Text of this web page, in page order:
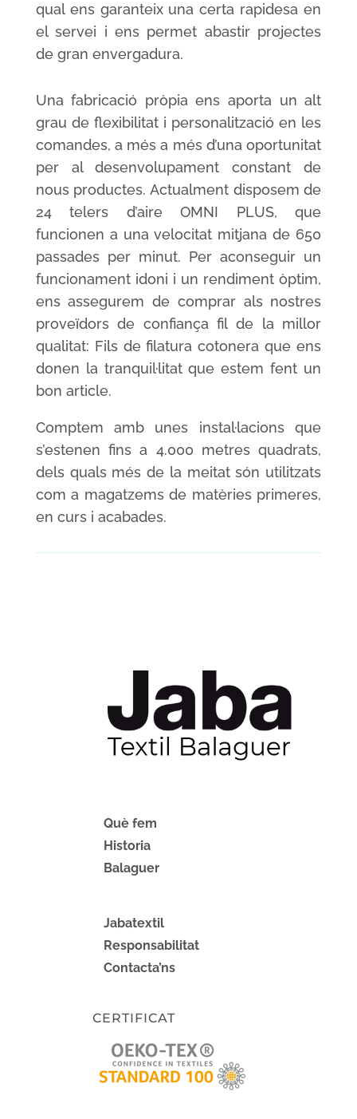
qual ens garanteix una certa rapidesa en
el servei i ens permet abastir projectes
de gran envergadura.
Una fabricació pròpia ens aporta un alt
grau de flexibilitat i personalització en les
comandes, a més a més d’una oportunitat
per al desenvolupament constant de
nous productes. Actualment disposem de
24 telers d’aire OMNI PLUS, que
funcionen a una velocitat mitjana de 650
passades per minut. Per aconseguir un
funcionament idoni i un rendiment òptim,
ens assegurem de comprar als nostres
proveïdors de confiança fil de la millor
qualitat: Fils de filatura cotonera que ens
donen la tranquil·litat que estem fent un
bon article.
Comptem amb unes instal·lacions que
s’estenen fins a 4.000 metres quadrats,
dels quals més de la meitat són utilitzats
com a magatzems de matèries primeres,
en curs i acabades.
Què fem
Historia
Balaguer
Jabatextil
Responsabilitat
Contacta’ns
CERTIFICAT